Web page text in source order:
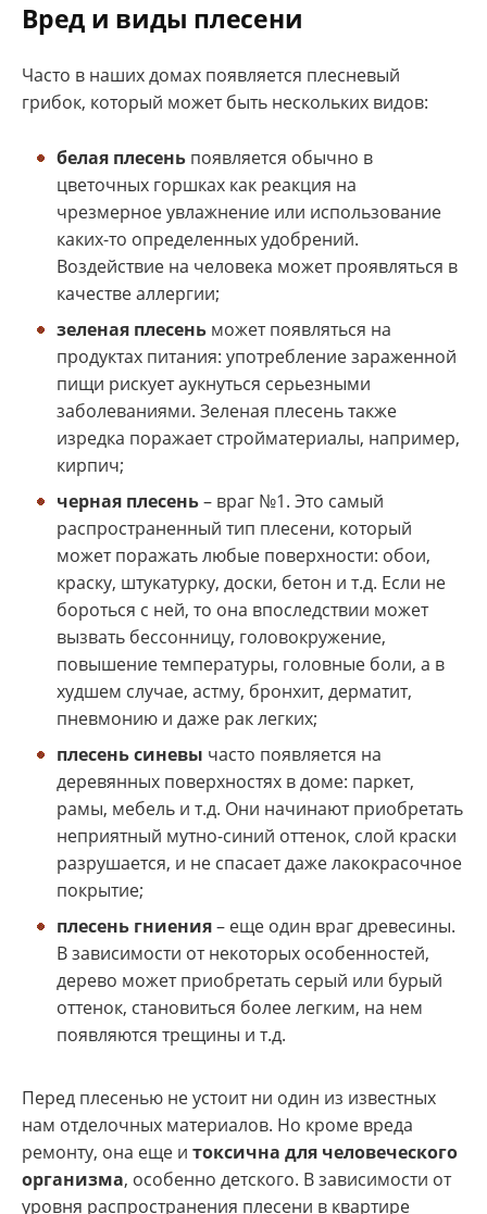
Вред и виды плесени
Часто в наших домах появляется плесневый
грибок, который может быть нескольких видов:
белая плесень появляется обычно в
цветочных горшках как реакция на
чрезмерное увлажнение или использование
каких-то определенных удобрений.
Воздействие на человека может проявляться в
качестве аллергии;
зеленая плесень может появляться на
продуктах питания: употребление зараженной
пищи рискует аукнуться серьезными
заболеваниями. Зеленая плесень также
изредка поражает стройматериалы, например,
кирпич;
черная плесень– враг №1. Это самый
распространенный тип плесени, который
может поражать любые поверхности: обои,
краску, штукатурку, доски, бетон и т.д. Если не
бороться с ней, то она впоследствии может
вызвать бессонницу, головокружение,
повышение температуры, головные боли, а в
худшем случае, астму, бронхит, дерматит,
пневмонию и даже рак легких;
плесень синевы часто появляется на
деревянных поверхностях в доме: паркет,
рамы, мебель и т.д. Они начинают приобретать
неприятный мутно-синий оттенок, слой краски
разрушается, и не спасает даже лакокрасочное
покрытие;
плесень гниения– еще один враг древесины.
В зависимости от некоторых особенностей,
дерево может приобретать серый или бурый
оттенок, становиться более легким, на нем
появляются трещины и т.д.
Перед плесенью не устоит ни один из известных
нам отделочных материалов. Но кроме вреда
ремонту, она еще и токсична для человеческого
организма, особенно детского. В зависимости от
уровня распространения плесени в квартире